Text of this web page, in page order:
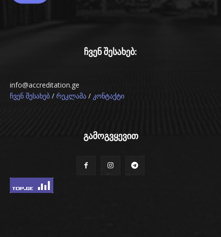
ჩვენ შესახებ:
info@accreditation.ge
ჩვენ შესახებ / რეკლამა / კონტაქტი
გამოგვყევით